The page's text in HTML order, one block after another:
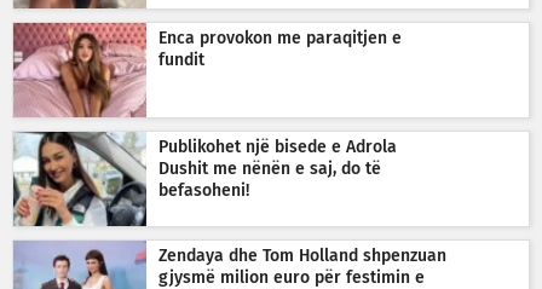
Enca provokon me paraqitjen e
fundit
Publikohet një bisede e Adrola
Dushit me nënën e saj, do të
befasoheni!
Zendaya dhe Tom Holland shpenzuan
gjysmë milion euro për festimin e